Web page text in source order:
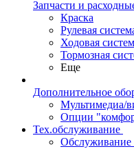
Запчасти и
Краска
Рулевая
Ходовая
Тормозная
Еще
Дополнительное
Мультимедиа/
Опции
Тех.обслуживание